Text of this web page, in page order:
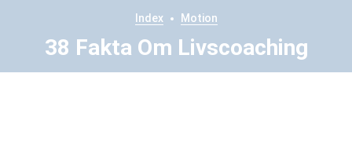
Index Motion
38 Fakta Om Livscoaching